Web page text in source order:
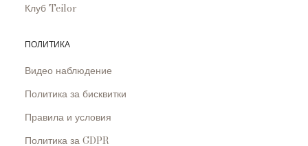
Клуб Teilor
ПОЛИТИКА
Видео наблюдение
Политика за бисквитки
Правила и условия
Политика за GDPR